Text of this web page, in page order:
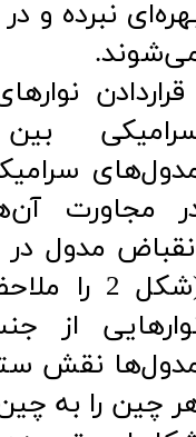
نبرده و
مجاورت
مدول
(شکل 2
از
نقش
چین را به